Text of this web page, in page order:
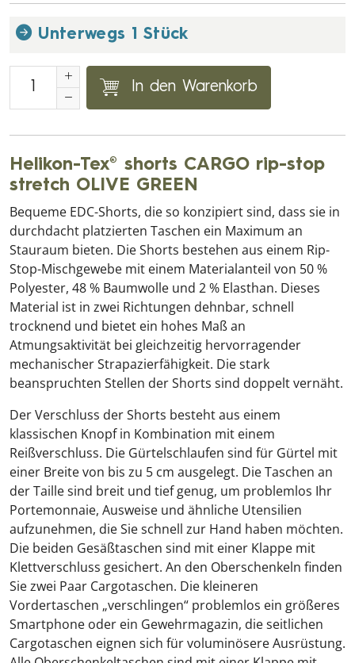
Unterwegs 1 Stück
In den Warenkorb
Helikon-Tex® shorts CARGO rip-stop
stretch OLIVE GREEN
Bequeme EDC-Shorts, die so konzipiert sind, dass sie in
durchdacht platzierten Taschen ein Maximum an
Stauraum bieten. Die Shorts bestehen aus einem Rip-
Stop-Mischgewebe mit einem Materialanteil von 50 %
Polyester, 48 % Baumwolle und 2 % Elasthan. Dieses
Material ist in zwei Richtungen dehnbar, schnell
trocknend und bietet ein hohes Maß an
Atmungsaktivität bei gleichzeitig hervorragender
mechanischer Strapazierfähigkeit. Die stark
beanspruchten Stellen der Shorts sind doppelt vernäht.
Der Verschluss der Shorts besteht aus einem
klassischen Knopf in Kombination mit einem
Reißverschluss. Die Gürtelschlaufen sind für Gürtel mit
einer Breite von bis zu 5 cm ausgelegt. Die Taschen an
der Taille sind breit und tief genug, um problemlos Ihr
Portemonnaie, Ausweise und ähnliche Utensilien
aufzunehmen, die Sie schnell zur Hand haben möchten.
Die beiden Gesäßtaschen sind mit einer Klappe mit
Klettverschluss gesichert. An den Oberschenkeln finden
Sie zwei Paar Cargotaschen. Die kleineren
Vordertaschen „verschlingen“ problemlos ein größeres
Smartphone oder ein Gewehrmagazin, die seitlichen
Cargotaschen eignen sich für voluminösere Ausrüstung.